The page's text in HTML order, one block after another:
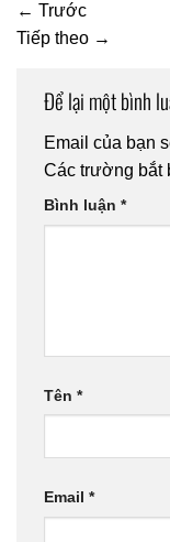
← Trước
Tiếp theo →
Để lại một bình
Email của bạn
Các trường bắt
Bình luận *
Tên *
Email *